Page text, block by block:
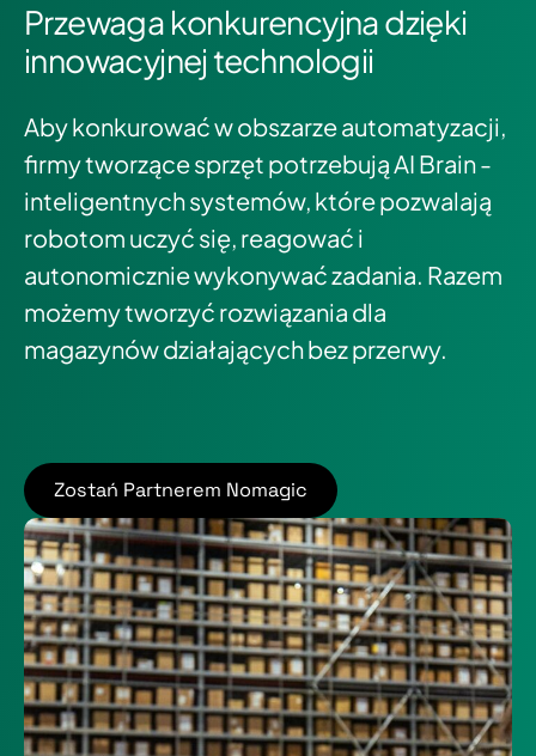
Przewaga konkurencyjna dzięki
innowacyjnej technologii
Aby konkurować w obszarze automatyzacji,
firmy tworzące sprzęt potrzebują AI Brain -
inteligentnych systemów, które pozwalają
robotom uczyć się, reagować i
autonomicznie wykonywać zadania. Razem
możemy tworzyć rozwiązania dla
magazynów działających bez przerwy.
Zostań Partnerem Nomagic